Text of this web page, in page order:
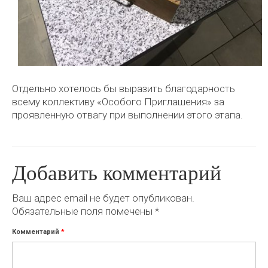
Отдельно хотелось бы выразить благодарность
всему коллективу «Особого Приглашения» за
проявленную отвагу при выполнении этого этапа.
Добавить комментарий
Ваш адрес email не будет опубликован.
Обязательные поля помечены *
Комментарий *